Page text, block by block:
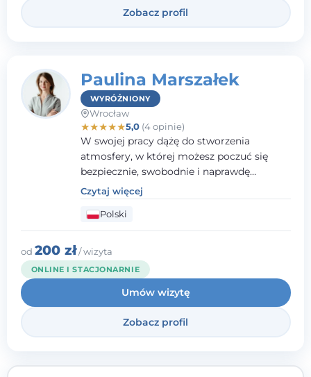
Zobacz profil
Paulina Marszałek
WYRÓŻNIONY
Wrocław
★★★★★5,0(4 opinie)
W swojej pracy dążę do stworzenia
atmosfery, w której możesz poczuć się
bezpiecznie, swobodnie i naprawdę
wysłuchany(-a). Zależy mi na
towarzyszeniu Ci w drodze do większego
dobrostanu, lepszego poznania siebie oraz
budowania wartościowych i
satysfakcjonujących relacji - zarówno z
innymi, jak i z samym sobą. Możliwość
bycia częścią tego procesu traktuję jako
duże wyróżnienie.
Czytaj więcej
Polski
od 200 zł/ wizyta
ONLINE I STACJONARNIE
Umów wizytę
Zobacz profil